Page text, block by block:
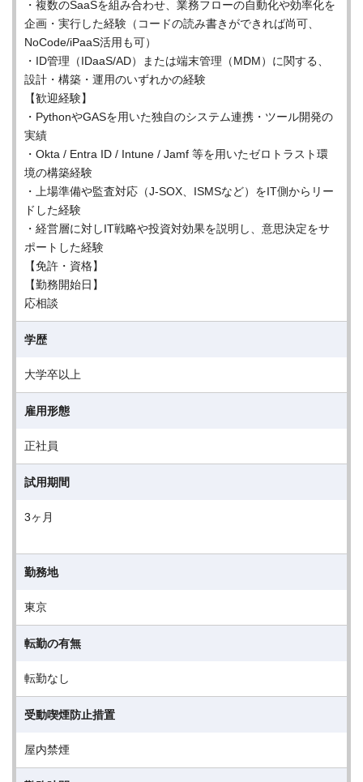
・複数のSaaSを組み合わせ、業務フローの自動化や効率化を
企画・実行した経験（コードの読み書きができれば尚可、
NoCode/iPaaS活用も可）
・ID管理（IDaaS/AD）または端末管理（MDM）に関する、
設計・構築・運用のいずれかの経験
【歓迎経験】
・PythonやGASを用いた独自のシステム連携・ツール開発の
実績
・Okta / Entra ID / Intune / Jamf 等を用いたゼロトラスト環
境の構築経験
・上場準備や監査対応（J-SOX、ISMSなど）をIT側からリー
ドした経験
・経営層に対しIT戦略や投資対効果を説明し、意思決定をサ
ポートした経験
【免許・資格】
【勤務開始日】
応相談
学歴
大学卒以上
雇用形態
正社員
試用期間
3ヶ月
勤務地
東京
転勤の有無
転勤なし
受動喫煙防止措置
屋内禁煙